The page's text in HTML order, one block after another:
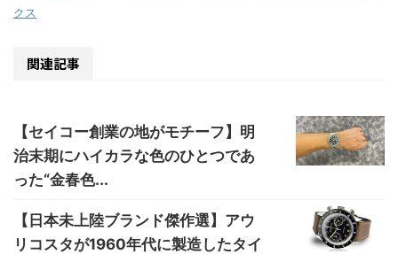
クス
関連記事
【セイコー創業の地がモチーフ】明
治末期にハイカラな色のひとつであ
った“金春色...
【日本未上陸ブランド傑作選】アウ
リコスタが1960年代に製造したタイ